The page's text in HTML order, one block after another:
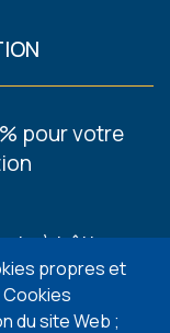
propres et
du site Web ;
pour votre
à bâtir
de votre